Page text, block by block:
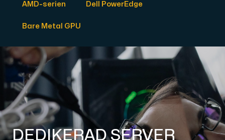
Cloud VPS
Webbhotell
Colocation
Internet Exchange
AMD-serien Dell PowerEdge
Bare Metal GPU
DEDIKERAD SERVER